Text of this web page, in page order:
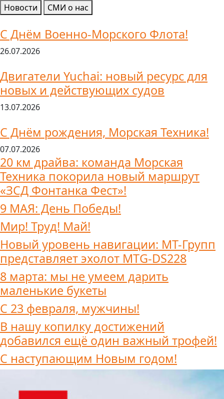
Новости СМИ о нас
С Днём Военно-Морского Флота!
26.07.2026
Двигатели Yuchai: новый ресурс для
новых и действующих судов
13.07.2026
С Днём рождения, Морская Техника!
07.07.2026
20 км драйва: команда Морская
Техника покорила новый маршрут
«ЗСД Фонтанка Фест»!
9 МАЯ: День Победы!
Мир! Труд! Май!
Новый уровень навигации: МТ-Групп
представляет эхолот MTG-DS228
8 марта: мы не умеем дарить
маленькие букеты
С 23 февраля, мужчины!
В нашу копилку достижений
добавился ещё один важный трофей!
С наступающим Новым годом!